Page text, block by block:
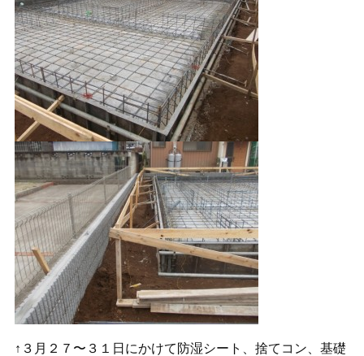
↑３月２７〜３１日にかけて防湿シート、捨てコン、基礎